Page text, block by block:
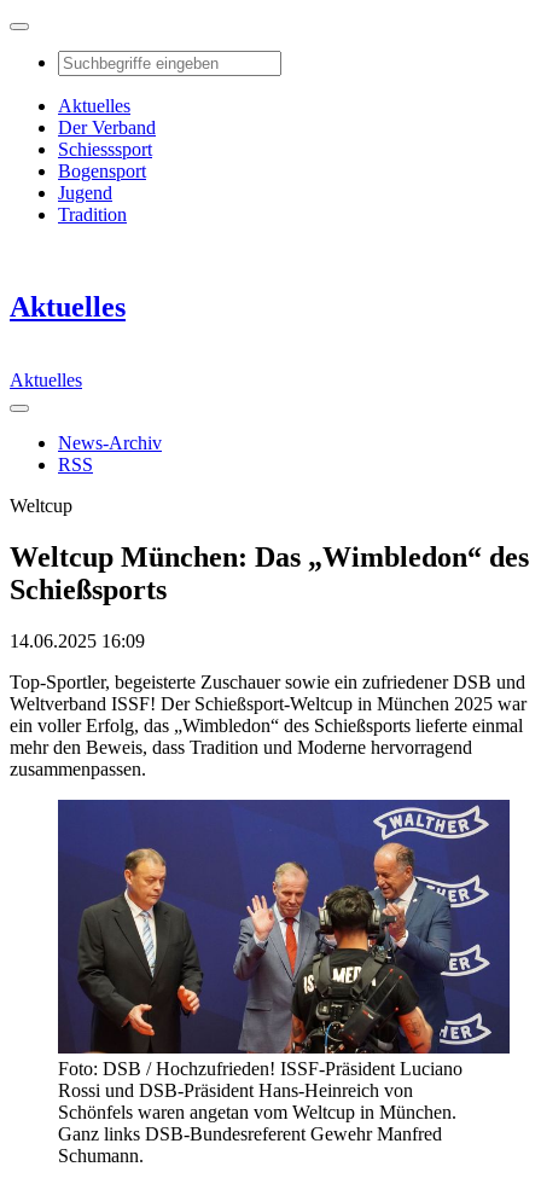
Aktuelles
Der Verband
Schiesssport
Bogensport
Jugend
Tradition
Aktuelles
Aktuelles
News-Archiv
RSS
Weltcup
Weltcup München: Das „Wimbledon“ des
Schießsports
14.06.2025 16:09
Top-Sportler, begeisterte Zuschauer sowie ein zufriedener DSB und
Weltverband ISSF! Der Schießsport-Weltcup in München 2025 war
ein voller Erfolg, das „Wimbledon“ des Schießsports lieferte einmal
mehr den Beweis, dass Tradition und Moderne hervorragend
zusammenpassen.
Foto: DSB / Hochzufrieden! ISSF-Präsident Luciano
Rossi und DSB-Präsident Hans-Heinreich von
Schönfels waren angetan vom Weltcup in München.
Ganz links DSB-Bundesreferent Gewehr Manfred
Schumann.